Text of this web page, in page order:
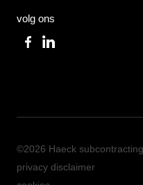
volg ons
©2026 Haeck subcontracting
privacy disclaimer